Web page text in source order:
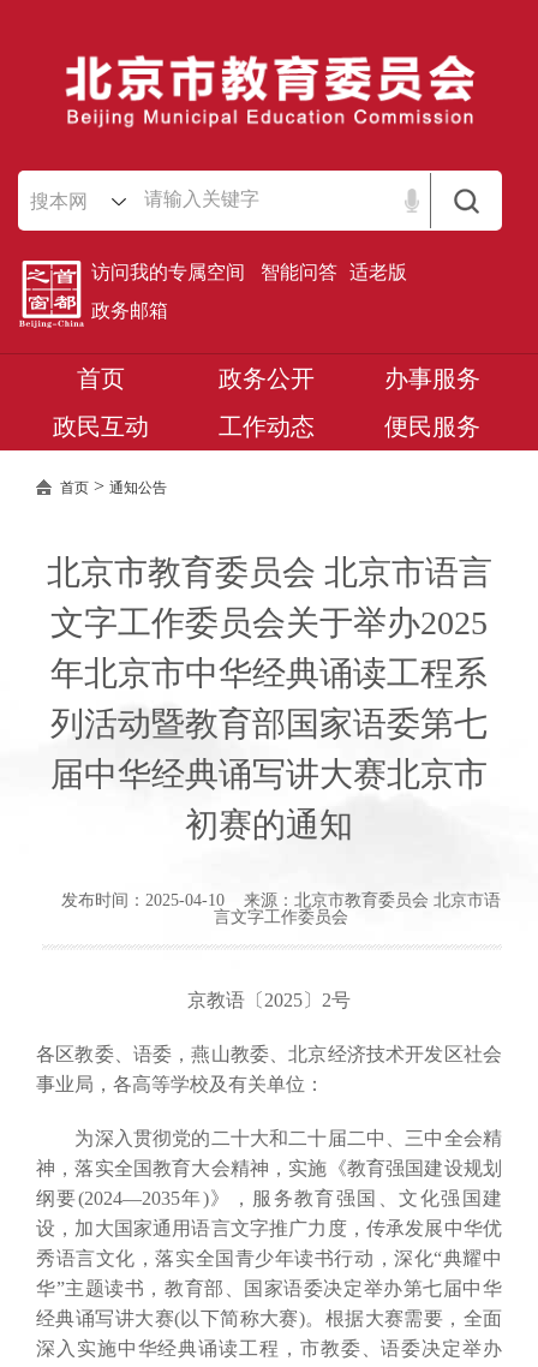
搜本网
访问我的专属空间 智能问答 适老版
政务邮箱
首页 政务公开
办事服务
政民互动
工作动态 便民服务
首页 > 通知公告
北京市教育委员会 北京市语言
文字工作委员会关于举办2025
年北京市中华经典诵读工程系
列活动暨教育部国家语委第七
届中华经典诵写讲大赛北京市
初赛的通知
发布时间：2025-04-10 来源：北京市教育委员会 北京市语
言文字工作委员会
京教语〔2025〕2号
各区教委、语委，燕山教委、北京经济技术开发区社会
事业局，各高等学校及有关单位：
为深入贯彻党的二十大和二十届二中、三中全会精
神，落实全国教育大会精神，实施《教育强国建设规划
纲要(2024—2035年)》，服务教育强国、文化强国建
设，加大国家通用语言文字推广力度，传承发展中华优
秀语言文化，落实全国青少年读书行动，深化“典耀中
华”主题读书，教育部、国家语委决定举办第七届中华
经典诵写讲大赛(以下简称大赛)。根据大赛需要，全面
深入实施中华经典诵读工程，市教委、语委决定举办